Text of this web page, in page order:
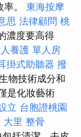
。 東海按摩
思 法律顧問 桃
濃度要高得
養護 單人房
掛式助聽器 撥
物技術成分和
是化妝藝術
立 台胞證桃園
大里 整骨